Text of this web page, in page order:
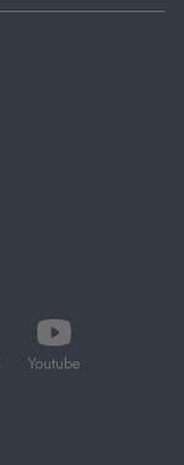
Youtube
öffnet
in